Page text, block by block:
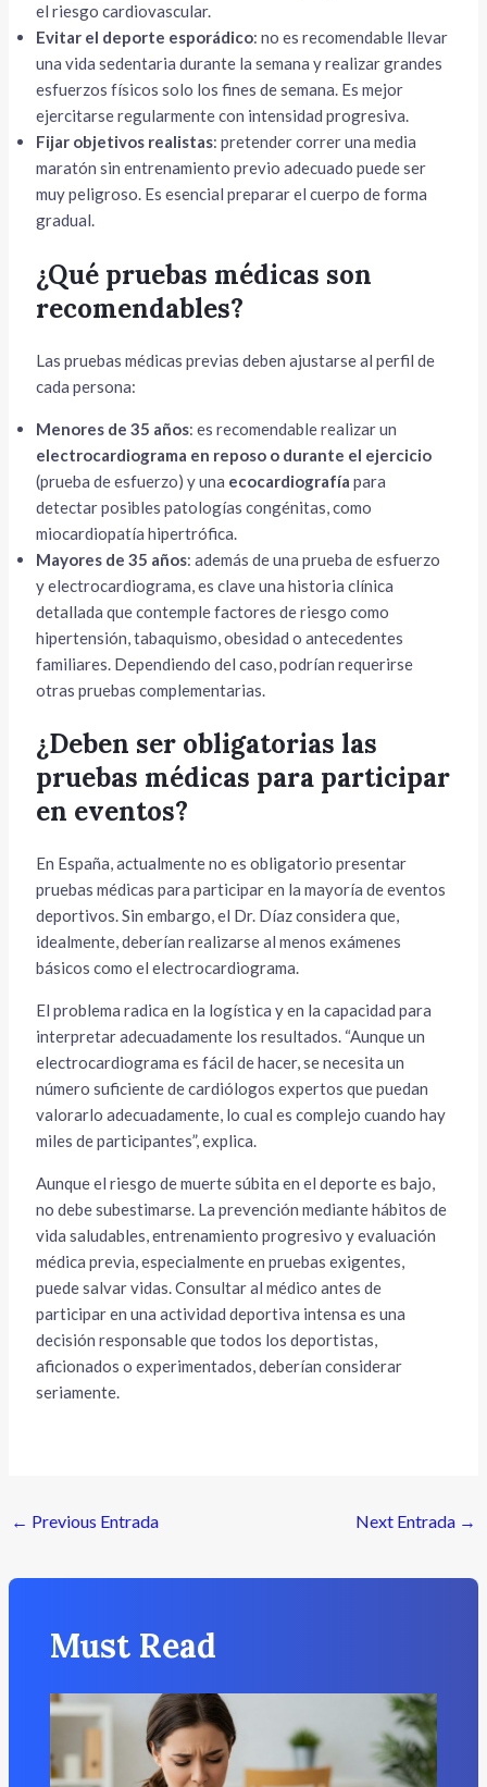
el riesgo cardiovascular.
Evitar el deporte esporádico: no es recomendable llevar
una vida sedentaria durante la semana y realizar grandes
esfuerzos físicos solo los fines de semana. Es mejor
ejercitarse regularmente con intensidad progresiva.
Fijar objetivos realistas: pretender correr una media
maratón sin entrenamiento previo adecuado puede ser
muy peligroso. Es esencial preparar el cuerpo de forma
gradual.
¿Qué pruebas médicas son
recomendables?
Las pruebas médicas previas deben ajustarse al perfil de
cada persona:
Menores de 35 años: es recomendable realizar un
electrocardiograma en reposo o durante el ejercicio
(prueba de esfuerzo) y una ecocardiografía para
detectar posibles patologías congénitas, como
miocardiopatía hipertrófica.
Mayores de 35 años: además de una prueba de esfuerzo
y electrocardiograma, es clave una historia clínica
detallada que contemple factores de riesgo como
hipertensión, tabaquismo, obesidad o antecedentes
familiares. Dependiendo del caso, podrían requerirse
otras pruebas complementarias.
¿Deben ser obligatorias las
pruebas médicas para participar
en eventos?
En España, actualmente no es obligatorio presentar
pruebas médicas para participar en la mayoría de eventos
deportivos. Sin embargo, el Dr. Díaz considera que,
idealmente, deberían realizarse al menos exámenes
básicos como el electrocardiograma.
El problema radica en la logística y en la capacidad para
interpretar adecuadamente los resultados. “Aunque un
electrocardiograma es fácil de hacer, se necesita un
número suficiente de cardiólogos expertos que puedan
valorarlo adecuadamente, lo cual es complejo cuando hay
miles de participantes”, explica.
Aunque el riesgo de muerte súbita en el deporte es bajo,
no debe subestimarse. La prevención mediante hábitos de
vida saludables, entrenamiento progresivo y evaluación
médica previa, especialmente en pruebas exigentes,
puede salvar vidas. Consultar al médico antes de
participar en una actividad deportiva intensa es una
decisión responsable que todos los deportistas,
aficionados o experimentados, deberían considerar
seriamente.
← Previous Entrada Next Entrada →
Must Read